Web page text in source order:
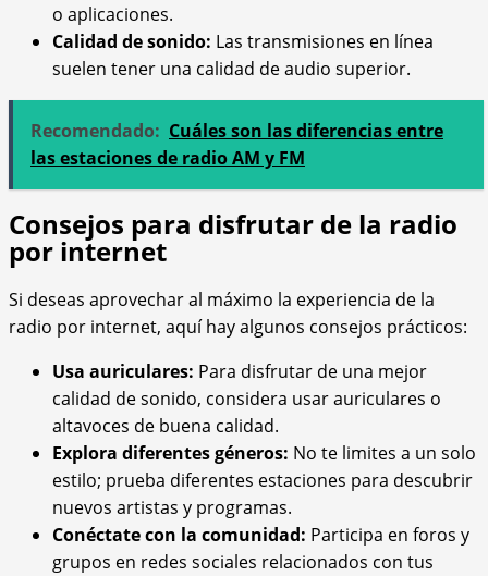
o aplicaciones.
Calidad de sonido: Las transmisiones en línea
suelen tener una calidad de audio superior.
Recomendado: Cuáles son las diferencias entre
las estaciones de radio AM y FM
Consejos para disfrutar de la radio
por internet
Si deseas aprovechar al máximo la experiencia de la
radio por internet, aquí hay algunos consejos prácticos:
Usa auriculares: Para disfrutar de una mejor
calidad de sonido, considera usar auriculares o
altavoces de buena calidad.
Explora diferentes géneros: No te limites a un solo
estilo; prueba diferentes estaciones para descubrir
nuevos artistas y programas.
Conéctate con la comunidad: Participa en foros y
grupos en redes sociales relacionados con tus